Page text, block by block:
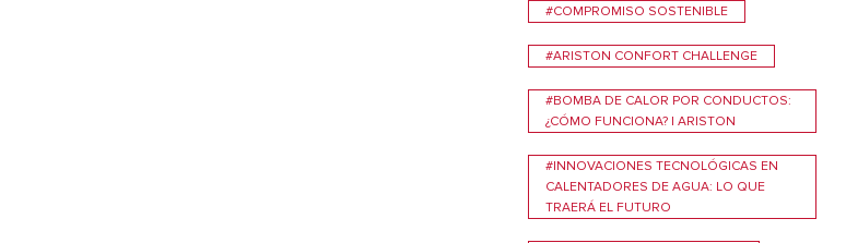
VER MÁS
#COMPROMISO SOSTENIBLE
#ARISTON CONFORT CHALLENGE
#BOMBA DE CALOR POR CONDUCTOS:
¿CÓMO FUNCIONA? | ARISTON
#INNOVACIONES TECNOLÓGICAS EN
CALENTADORES DE AGUA: LO QUE
TRAERÁ EL FUTURO